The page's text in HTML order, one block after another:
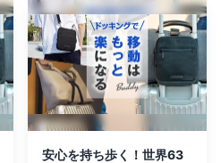
安心を持ち歩く！世界63